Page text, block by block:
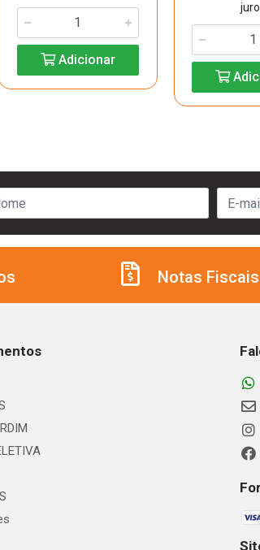
Adicionar
Notas Fiscais